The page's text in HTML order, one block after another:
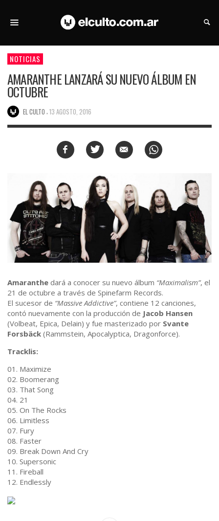
NOTICIAS
AMARANTHE LANZARÁ SU NUEVO ÁLBUM EN
OCTUBRE
EL CULTO 13 AGOSTO, 2016
Amaranthe dará a conocer su nuevo álbum “Maximalism”, el
21 de octubre a través de Spinefarm Records.
El sucesor de “Massive Addictive”, contiene 12 canciones,
contó nuevamente con la producción de Jacob Hansen
(Volbeat, Epica, Delain) y fue masterizado por Svante
Forsbäck (Rammstein, Apocalyptica, Dragonforce).
Tracklis:
01. Maximize
02. Boomerang
03. That Song
04. 21
05. On The Rocks
06. Limitless
07. Fury
08. Faster
09. Break Down And Cry
10. Supersonic
11. Fireball
12. Endlessly